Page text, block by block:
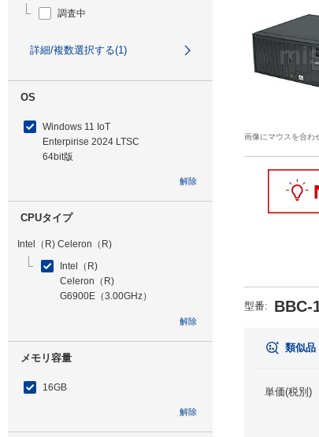
調査中
詳細/複数選択する(1)
OS
Windows 11 IoT
Enterpirise 2024 LTSC
64bit版
解除
CPUタイプ
Intel（R) Celeron（R)
Intel（R)
Celeron（R)
G6900E（3.00GHz）
解除
メモリ容量
16GB
解除
画像にマウスを合わ
型番: BBC-
類似品
単価(税別)